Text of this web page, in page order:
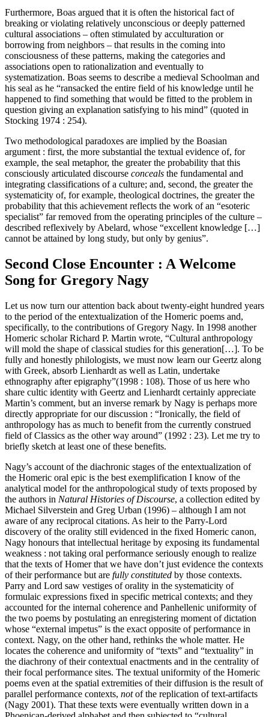
Furthermore, Boas argued that it is often the historical fact of
breaking or violating relatively unconscious or deeply patterned
cultural associations – often stimulated by acculturation or
borrowing from neighbors – that results in the coming into
consciousness of these patterns, making the categories and
associations open to rationalization and eventually to
systematization. Boas seems to describe a medieval Schoolman and
his seal as he “ransacked the entire field of his knowledge until he
happened to find something that would be fitted to the problem in
question giving an explanation satisfying to his mind” (quoted in
Stocking 1974 : 254).
Two methodological paradoxes are implied by the Boasian
argument : first, the more substantial the textual evidence of, for
example, the seal metaphor, the greater the probability that this
consciously articulated discourse conceals the fundamental and
integrating classifications of a culture; and, second, the greater the
systematicity of, for example, theological doctrines, the greater the
probability that this achievement reflects the work of an “esoteric
specialist” far removed from the operating principles of the culture –
described reflexively by Abelard, whose “excellent knowledge […]
cannot be attained by long study, but only by genius”.
Second Close Encounter : A Welcome
Song for Gregory Nagy
Let us now turn our attention back about twenty-eight hundred years
to the period of the entextualization of the Homeric poems and,
specifically, to the contributions of Gregory Nagy. In 1998 another
Homeric scholar Richard P. Martin wrote, “Cultural anthropology
will mold the shape of classical studies for this generation[…]. To be
fully and honestly philologists, we must now learn our Geertz along
with Greek, absorb Lienhardt as well as Latin, undertake
ethnography after epigraphy”(1998 : 108). Those of us here who
share cultic identity with Geertz and Lienhardt certainly appreciate
Martin’s comment, but an inverse remark by Nagy is perhaps more
directly appropriate for our discussion : “Ironically, the field of
anthropology has as much to benefit from the currently construed
field of Classics as the other way around” (1992 : 23). Let me try to
briefly sketch at least one of these benefits.
Nagy’s account of the diachronic stages of the entextualization of
the Homeric oral epic is the best exemplification I know of the
analytical model for the anthropological study of texts proposed by
the authors in Natural Histories of Discourse, a collection edited by
Michael Silverstein and Greg Urban (1996) – although I am not
aware of any reciprocal citations. As heir to the Parry-Lord
discovery of the orality still evidenced in the fixed Homeric canon,
Nagy honours that intellectual heritage by exposing its fundamental
weakness : not taking oral performance seriously enough to realize
that the texts of Homer that we have don’t just evidence the contexts
of their performance but are fully constituted by those contexts.
Parry and Lord saw vestiges of orality in the systematicity of
formulaic expressions fixed in specific metrical contexts; and they
accounted for the internal coherence and Panhellenic uniformity of
the two poems by postulating an enregistering moment of dictation
whose “external impetus” is the exact opposite of performance in
context. Nagy, on the other hand, rethinks the whole matter. He
locates the coherence and uniformity of “texts” and “textuality” in
the diachrony of their contextual enactments and in the centrality of
their focal performance sites. The textual uniformity of the Homeric
poems even at the spatial extremities of their diffusion is the result of
parallel performance contexts, notof the replication of text-artifacts
(Nagy 2001). That these texts were eventually written down in a